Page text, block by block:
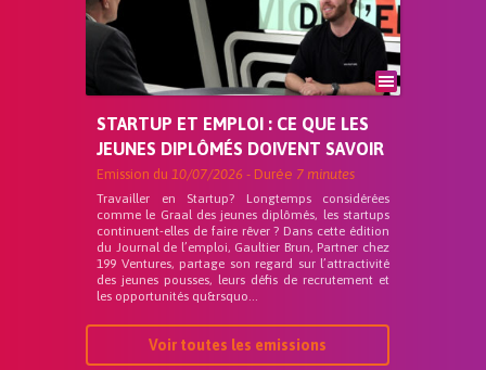
STARTUP ET EMPLOI : CE QUE LES
JEUNES DIPLÔMÉS DOIVENT SAVOIR
Emission du 10/07/2026 - Durée 7 minutes
Travailler en Startup? Longtemps considérées
comme le Graal des jeunes diplômés, les startups
continuent-elles de faire rêver ? Dans cette édition
du Journal de l’emploi, Gaultier Brun, Partner chez
199 Ventures, partage son regard sur l’attractivité
des jeunes pousses, leurs défis de recrutement et
les opportunités qu&rsquo...
Voir toutes les emissions